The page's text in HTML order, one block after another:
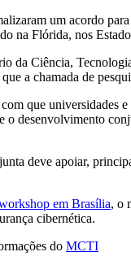
um acordo
na Flórida, nos
da Ciência,
a chamada de
que universidades
o desenvolvimento
deve apoiar,
em Brasília, o
cibernética.
do MCTI